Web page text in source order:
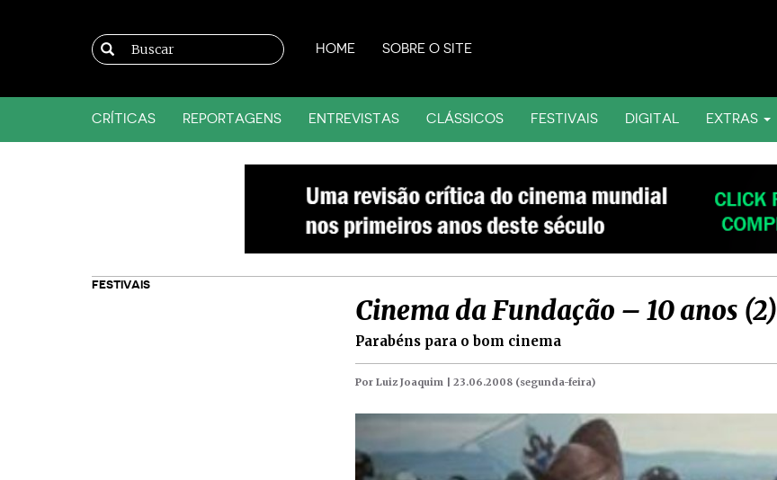
HOME SOBRE O SITE
CRÍTICAS REPORTAGENS ENTREVISTAS CLÁSSICOS FESTIVAIS DIGITAL EXTRAS
FESTIVAIS
Cinema da Fundação – 10 anos (2)
Parabéns para o bom cinema
Por Luiz Joaquim | 23.06.2008 (segunda-feira)